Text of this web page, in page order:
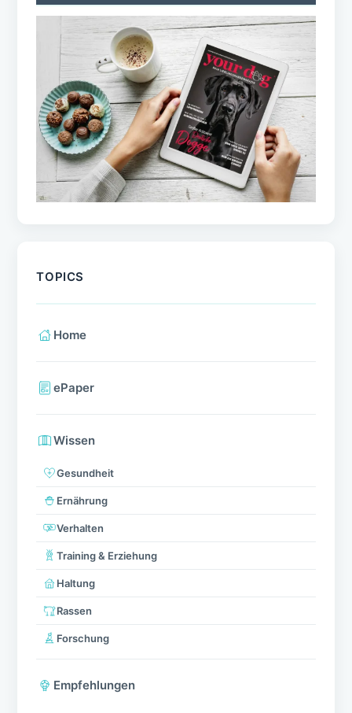
TOPICS
Home
ePaper
Wissen
Gesundheit
Ernährung
Verhalten
Training & Erziehung
Haltung
Rassen
Forschung
Empfehlungen